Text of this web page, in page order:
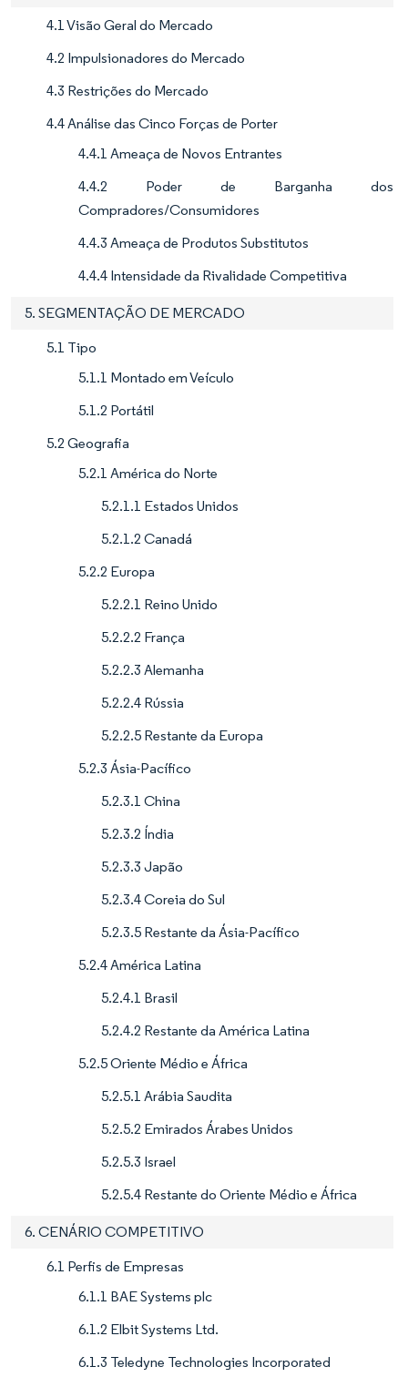
4.1 Visão Geral do Mercado
4.2 Impulsionadores do Mercado
4.3 Restrições do Mercado
4.4 Análise das Cinco Forças de Porter
4.4.1 Ameaça de Novos Entrantes
4.4.2 Poder de Barganha dos
Compradores/Consumidores
4.4.3 Ameaça de Produtos Substitutos
4.4.4 Intensidade da Rivalidade Competitiva
5. SEGMENTAÇÃO DE MERCADO
5.1 Tipo
5.1.1 Montado em Veículo
5.1.2 Portátil
5.2 Geografia
5.2.1 América do Norte
5.2.1.1 Estados Unidos
5.2.1.2 Canadá
5.2.2 Europa
5.2.2.1 Reino Unido
5.2.2.2 França
5.2.2.3 Alemanha
5.2.2.4 Rússia
5.2.2.5 Restante da Europa
5.2.3 Ásia-Pacífico
5.2.3.1 China
5.2.3.2 Índia
5.2.3.3 Japão
5.2.3.4 Coreia do Sul
5.2.3.5 Restante da Ásia-Pacífico
5.2.4 América Latina
5.2.4.1 Brasil
5.2.4.2 Restante da América Latina
5.2.5 Oriente Médio e África
5.2.5.1 Arábia Saudita
5.2.5.2 Emirados Árabes Unidos
5.2.5.3 Israel
5.2.5.4 Restante do Oriente Médio e África
6. CENÁRIO COMPETITIVO
6.1 Perfis de Empresas
6.1.1 BAE Systems plc
6.1.2 Elbit Systems Ltd.
6.1.3 Teledyne Technologies Incorporated